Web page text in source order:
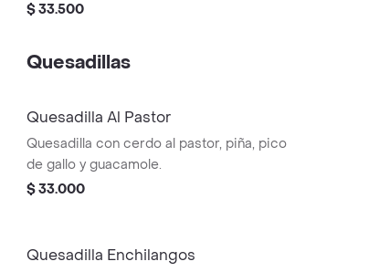
tortilla crujiente y uno de pollo en tortilla
$ 33.500
Quesadillas
Quesadilla Al Pastor
Quesadilla con cerdo al pastor, piña, pico
de gallo y guacamole.
$ 33.000
Quesadilla Enchilangos